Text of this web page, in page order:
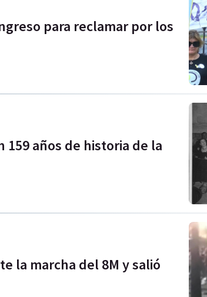
para reclamar por los
159 años de historia de la
la marcha del 8M y salió